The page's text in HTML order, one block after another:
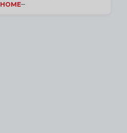
agradecimiento por
HOME